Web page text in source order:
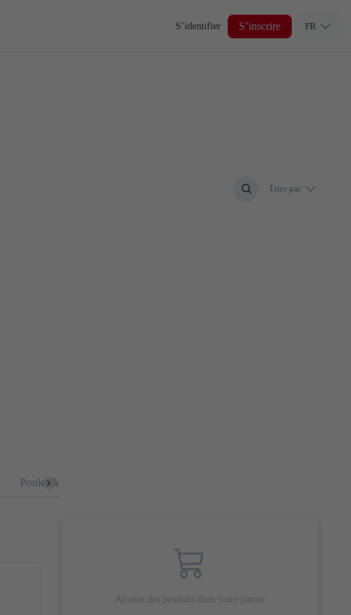
S’identifier S’inscrire FR
Trier par
Poulet & Canard
Ajouter des produits dans votre panier